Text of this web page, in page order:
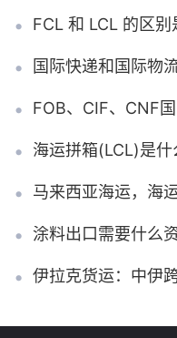
FCL 和 LCL 的区别是什么？
国际快递和国际物
FOB、CIF、CNF
海运拼箱(LCL)是什么？一
马来西亚海运，海
涂料出口需要什么资
伊拉克货运：中伊